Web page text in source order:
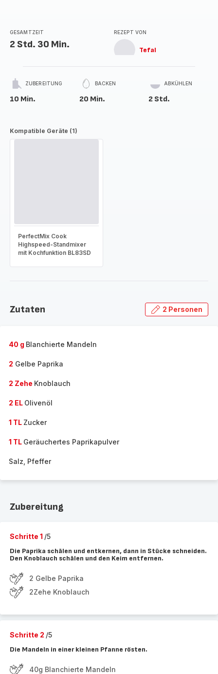
GESAMTZEIT
2 Std. 30 Min.
REZEPT VON
Tefal
ZUBEREITUNG
10 Min.
BACKEN
20 Min.
ABKÜHLEN
2 Std.
Kompatible Geräte (1)
PerfectMix Cook
Highspeed-Standmixer
mit Kochfunktion BL83SD
Zutaten 2 Personen
40 g Blanchierte Mandeln
2 Gelbe Paprika
2 Zehe Knoblauch
2 EL Olivenöl
1 TL Zucker
1 TL Geräuchertes Paprikapulver
Salz, Pfeffer
Zubereitung
Schritte 1 /5
Die Paprika schälen und entkernen, dann in Stücke schneiden.
Den Knoblauch schälen und den Keim entfernen.
2 Gelbe Paprika
2Zehe Knoblauch
Schritte 2 /5
Die Mandeln in einer kleinen Pfanne rösten.
40g Blanchierte Mandeln